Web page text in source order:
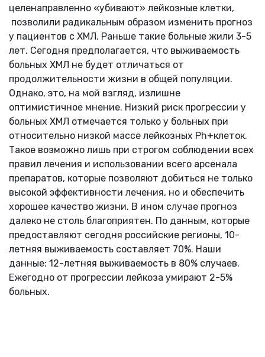
целенаправленно «убивают» лейкозные клетки,
позволили радикальным образом изменить прогноз
у пациентов с ХМЛ. Раньше такие больные жили 3-5
лет. Сегодня предполагается, что выживаемость
больных ХМЛ не будет отличаться от
продолжительности жизни в общей популяции.
Однако, это, на мой взгляд, излишне
оптимистичное мнение. Низкий риск прогрессии у
больных ХМЛ отмечается только у больных при
относительно низкой массе лейкозных Ph+клеток.
Такое возможно лишь при строгом соблюдении всех
правил лечения и использовании всего арсенала
препаратов, которые позволяют добиться не только
высокой эффективности лечения, но и обеспечить
хорошее качество жизни. В ином случае прогноз
далеко не столь благоприятен. По данным, которые
предоставляют сегодня российские регионы, 10-
летняя выживаемость составляет 70%. Наши
данные: 12-летняя выживаемость в 80% случаев.
Ежегодно от прогрессии лейкоза умирают 2-5%
больных.